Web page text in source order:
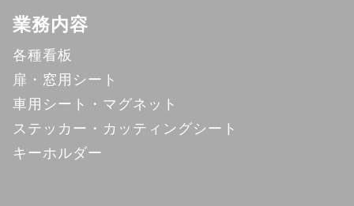
業務内容
各種看板
扉・窓用シート
車用シート・マグネット
ステッカー・カッティングシート
キーホルダー